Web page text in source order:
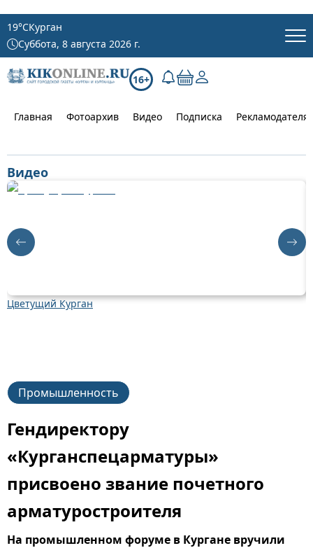
19°CКурган
Суббота, 8 августа 2026 г.
16+
Главная Фотоархив Видео Подписка
Видео
Цветущий Курган
Промышленность
Гендиректору
«Курганспецарматуры»
присвоено звание почетного
арматуростроителя
На промышленном форуме в Кургане вручили